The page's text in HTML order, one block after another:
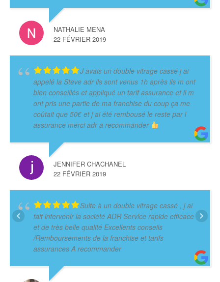
NATHALIE MENA
22 FÉVRIER 2019
J avais un double vitrage cassé j ai
appelé la Steve adr ils sont venus 1h après ils m ont
bien conseillés et appliqué un tarif assurance et il m
ont pris une partie de ma franchise du coup ça me
coûtait que 50€ et j ai été rembousé le reste par l
assurance merci adr a recommander
JENNIFER CHACHANEL
22 FÉVRIER 2019
Suite à un double vitrage cassé , j ai
fait intervenir la société ADR Service rapide efficace
et de très belle qualité Excellents conseils
/Remboursements de la franchise et tarifs
assurances A recommander